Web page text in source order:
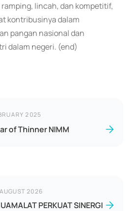
lincah, dan kompetitif,
kontribusinya dalam
pangan nasional dan
dalam negeri. (end)
2025
of Thinner NIMM
2026
PERKUAT SINERGI